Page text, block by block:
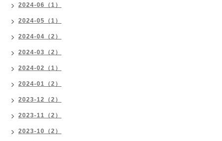
2024-06（1）
2024-05（1）
2024-04（2）
2024-03（2）
2024-02（1）
2024-01（2）
2023-12（2）
2023-11（2）
2023-10（2）